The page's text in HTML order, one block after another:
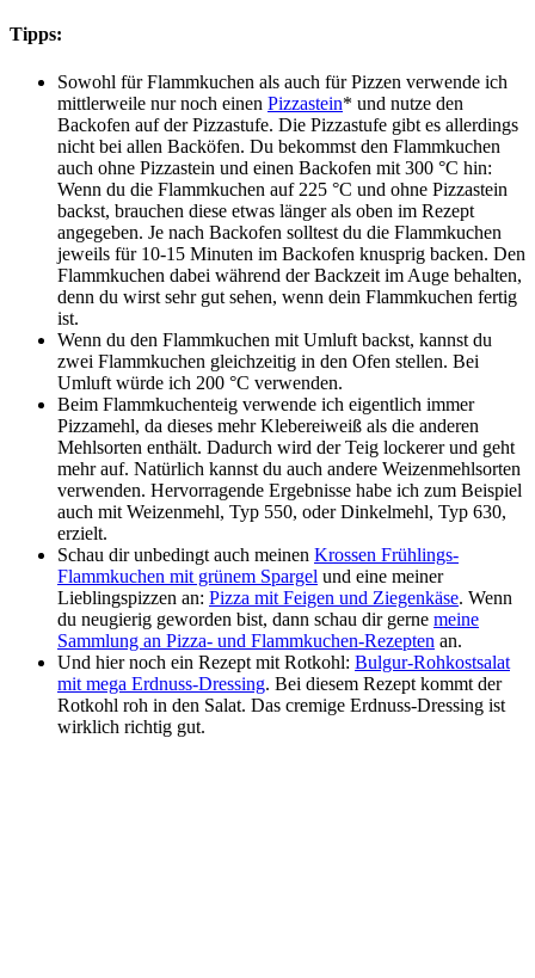
Tipps:
Sowohl für Flammkuchen als auch für Pizzen verwende ich
mittlerweile nur noch einen Pizzastein* und nutze den
Backofen auf der Pizzastufe. Die Pizzastufe gibt es allerdings
nicht bei allen Backöfen. Du bekommst den Flammkuchen
auch ohne Pizzastein und einen Backofen mit 300 °C hin:
Wenn du die Flammkuchen auf 225 °C und ohne Pizzastein
backst, brauchen diese etwas länger als oben im Rezept
angegeben. Je nach Backofen solltest du die Flammkuchen
jeweils für 10-15 Minuten im Backofen knusprig backen. Den
Flammkuchen dabei während der Backzeit im Auge behalten,
denn du wirst sehr gut sehen, wenn dein Flammkuchen fertig
ist.
Wenn du den Flammkuchen mit Umluft backst, kannst du
zwei Flammkuchen gleichzeitig in den Ofen stellen. Bei
Umluft würde ich 200 °C verwenden.
Beim Flammkuchenteig verwende ich eigentlich immer
Pizzamehl, da dieses mehr Klebereiweiß als die anderen
Mehlsorten enthält. Dadurch wird der Teig lockerer und geht
mehr auf. Natürlich kannst du auch andere Weizenmehlsorten
verwenden. Hervorragende Ergebnisse habe ich zum Beispiel
auch mit Weizenmehl, Typ 550, oder Dinkelmehl, Typ 630,
erzielt.
Schau dir unbedingt auch meinen Krossen Frühlings-
Flammkuchen mit grünem Spargel und eine meiner
Lieblingspizzen an: Pizza mit Feigen und Ziegenkäse. Wenn
du neugierig geworden bist, dann schau dir gerne meine
Sammlung an Pizza- und Flammkuchen-Rezepten an.
Und hier noch ein Rezept mit Rotkohl: Bulgur-Rohkostsalat
mit mega Erdnuss-Dressing. Bei diesem Rezept kommt der
Rotkohl roh in den Salat. Das cremige Erdnuss-Dressing ist
wirklich richtig gut.